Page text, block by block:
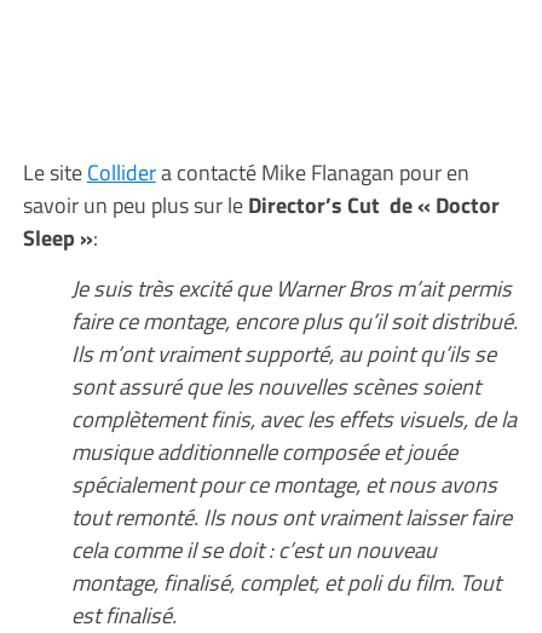
Le siteCollidera contacté Mike Flanagan pour en
savoir un peu plus sur leDirector’s Cut de « Doctor
Sleep »:
Je suis très excité que Warner Bros m’ait permis
faire ce montage, encore plus qu’il soit distribué.
Ils m’ont vraiment supporté, au point qu’ils se
sont assuré que les nouvelles scènes soient
complètement finis, avec les effets visuels, de la
musique additionnelle composée et jouée
spécialement pour ce montage, et nous avons
tout remonté. Ils nous ont vraiment laisser faire
cela comme il se doit : c’est un nouveau
montage, finalisé, complet, et poli du film. Tout
est finalisé.